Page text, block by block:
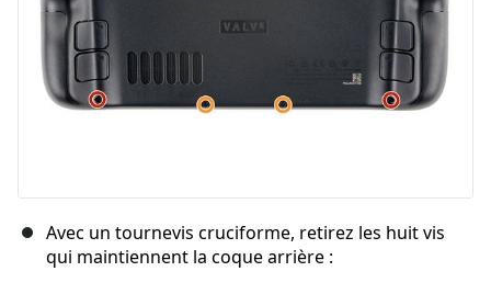
Avec un tournevis cruciforme, retirez les huit vis
qui maintiennent la coque arrière :